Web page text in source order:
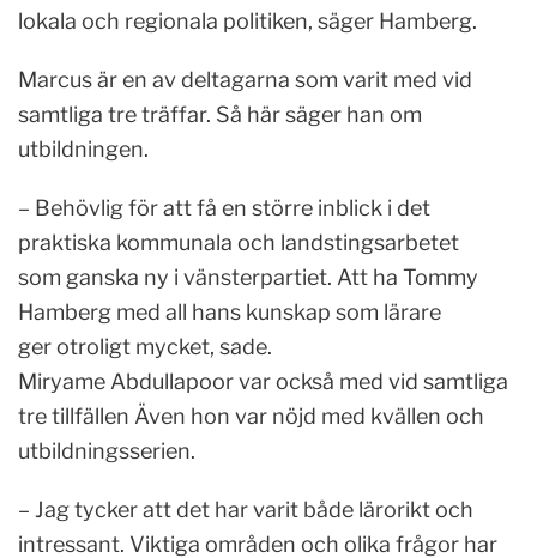
lokala och regionala politiken, säger Hamberg.
Marcus är en av deltagarna som varit med vid
samtliga tre träffar. Så här säger han om
utbildningen.
– Behövlig för att få en större inblick i det
praktiska kommunala och landstingsarbetet
som ganska ny i vänsterpartiet. Att ha Tommy
Hamberg med all hans kunskap som lärare
ger otroligt mycket, sade.
Miryame Abdullapoor var också med vid samtliga
tre tillfällen Även hon var nöjd med kvällen och
utbildningsserien.
– Jag tycker att det har varit både lärorikt och
intressant. Viktiga områden och olika frågor har